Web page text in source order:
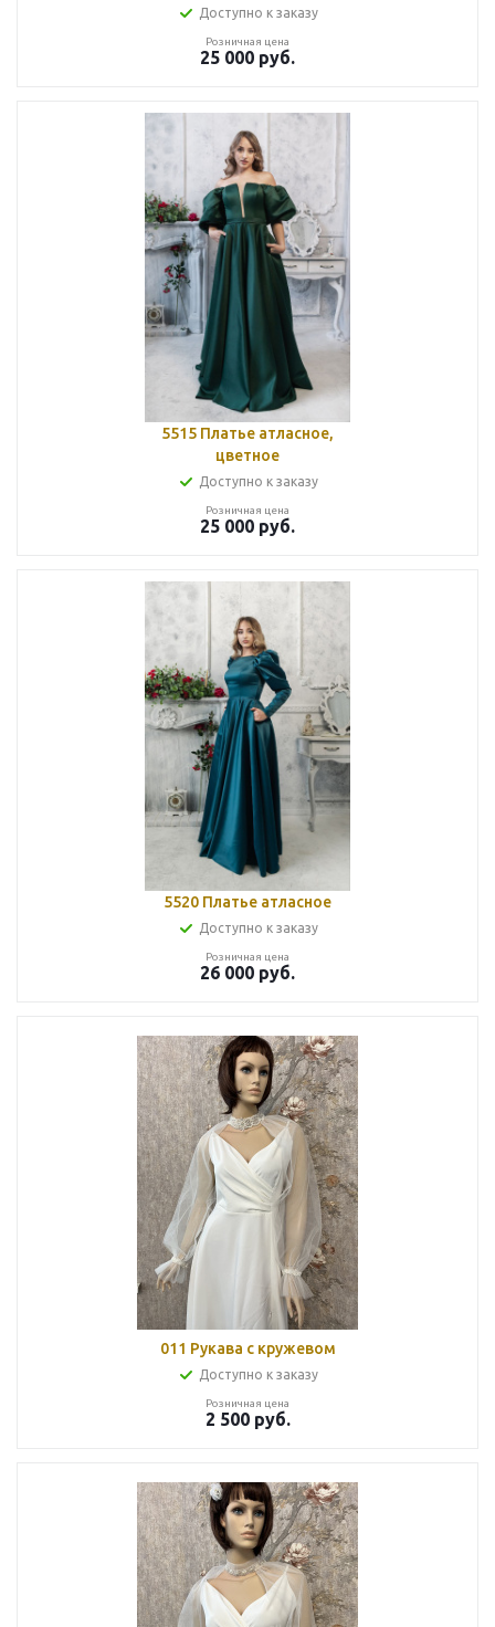
Доступно к заказу
Розничная цена
25 000 руб.
5515 Платье атласное,
цветное
Доступно к заказу
Розничная цена
25 000 руб.
5520 Платье атласное
Доступно к заказу
Розничная цена
26 000 руб.
011 Рукава с кружевом
Доступно к заказу
Розничная цена
2 500руб.